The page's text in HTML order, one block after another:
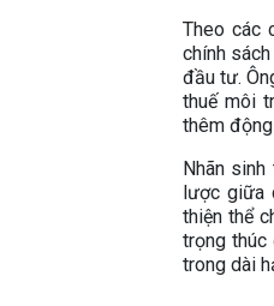
Theo các
chính
đầu tư.
thuế môi
thêm
Nhãn
lược giữa
thiện thể
trọng thúc
trong dài